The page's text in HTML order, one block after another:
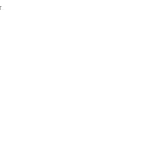
ACCESSOIRES DE DETECTEURS DE METAUX